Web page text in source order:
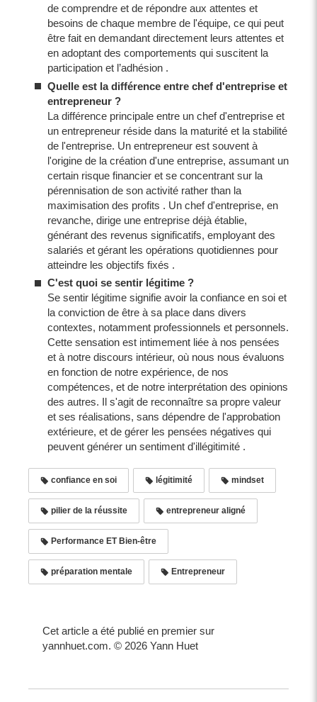
de comprendre et de répondre aux attentes et
besoins de chaque membre de l'équipe, ce qui peut
être fait en demandant directement leurs attentes et
en adoptant des comportements qui suscitent la
participation et l’adhésion .
Quelle est la différence entre chef d'entreprise et
entrepreneur ?
La différence principale entre un chef d'entreprise et
un entrepreneur réside dans la maturité et la stabilité
de l'entreprise. Un entrepreneur est souvent à
l'origine de la création d'une entreprise, assumant un
certain risque financier et se concentrant sur la
pérennisation de son activité rather than la
maximisation des profits . Un chef d'entreprise, en
revanche, dirige une entreprise déjà établie,
générant des revenus significatifs, employant des
salariés et gérant les opérations quotidiennes pour
atteindre les objectifs fixés .
C'est quoi se sentir légitime ?
Se sentir légitime signifie avoir la confiance en soi et
la conviction de être à sa place dans divers
contextes, notamment professionnels et personnels.
Cette sensation est intimement liée à nos pensées
et à notre discours intérieur, où nous nous évaluons
en fonction de notre expérience, de nos
compétences, et de notre interprétation des opinions
des autres. Il s'agit de reconnaître sa propre valeur
et ses réalisations, sans dépendre de l'approbation
extérieure, et de gérer les pensées négatives qui
peuvent générer un sentiment d'illégitimité .
confiance en soi légitimité mindset
pilier de la réussite entrepreneur aligné
Performance ET Bien-être
préparation mentale Entrepreneur
Cet article a été publié en premier sur
yannhuet.com. © 2026 Yann Huet